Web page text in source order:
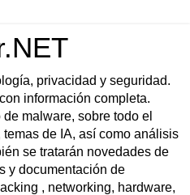
privacidad y seguridad.
información completa.
malware, sobre todo el
de IA, así como análisis
se tratarán novedades de
y documentación de
, networking, hardware,